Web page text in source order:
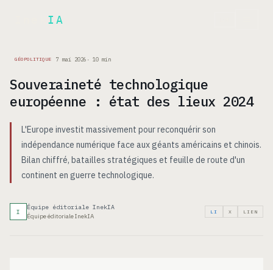
IA
GÉOPOLITIQUE 7 mai 2026 · 10 min
Souveraineté technologique
européenne : état des lieux 2024
L'Europe investit massivement pour reconquérir son
indépendance numérique face aux géants américains et chinois.
Bilan chiffré, batailles stratégiques et feuille de route d'un
continent en guerre technologique.
I
Équipe éditoriale InekIA
Équipe éditoriale InekIA
LI X LIEN